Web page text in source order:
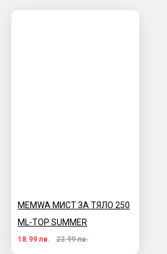
MEMWA МИСТ ЗА ТЯЛО 250
ML-TOP SUMMER
18.99 лв. 23.99 лв.